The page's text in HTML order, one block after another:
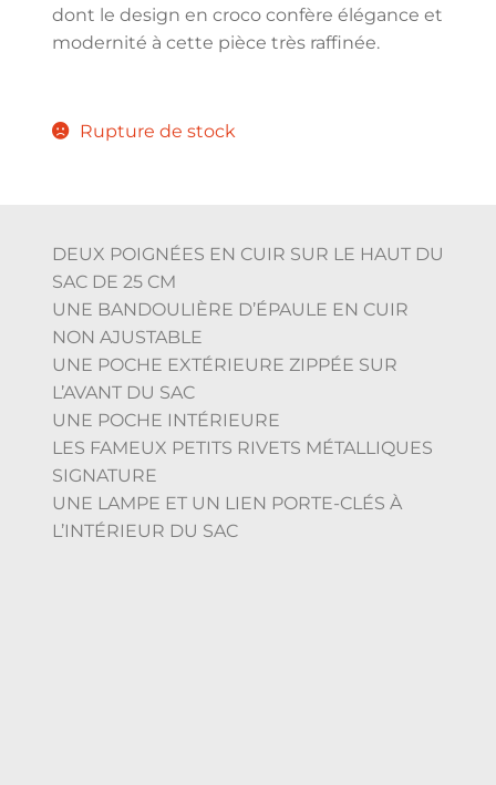
dont le design en croco confère élégance et
modernité à cette pièce très raffinée.
Rupture de stock
DEUX POIGNÉES EN CUIR SUR LE HAUT DU
SAC DE 25 CM
UNE BANDOULIÈRE D’ÉPAULE EN CUIR
NON AJUSTABLE
UNE POCHE EXTÉRIEURE ZIPPÉE SUR
L’AVANT DU SAC
UNE POCHE INTÉRIEURE
LES FAMEUX PETITS RIVETS MÉTALLIQUES
SIGNATURE
UNE LAMPE ET UN LIEN PORTE-CLÉS À
L’INTÉRIEUR DU SAC